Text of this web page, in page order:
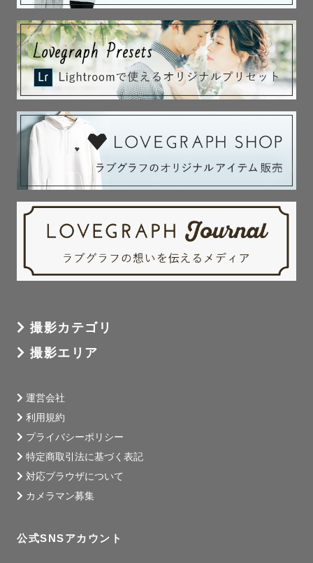
撮影カテゴリ
撮影エリア
運営会社
利用規約
プライバシーポリシー
特定商取引法に基づく表記
対応ブラウザについて
カメラマン募集
公式SNSアカウント